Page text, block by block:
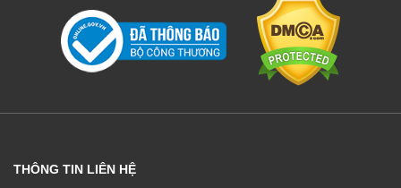
THÔNG TIN LIÊN HỆ